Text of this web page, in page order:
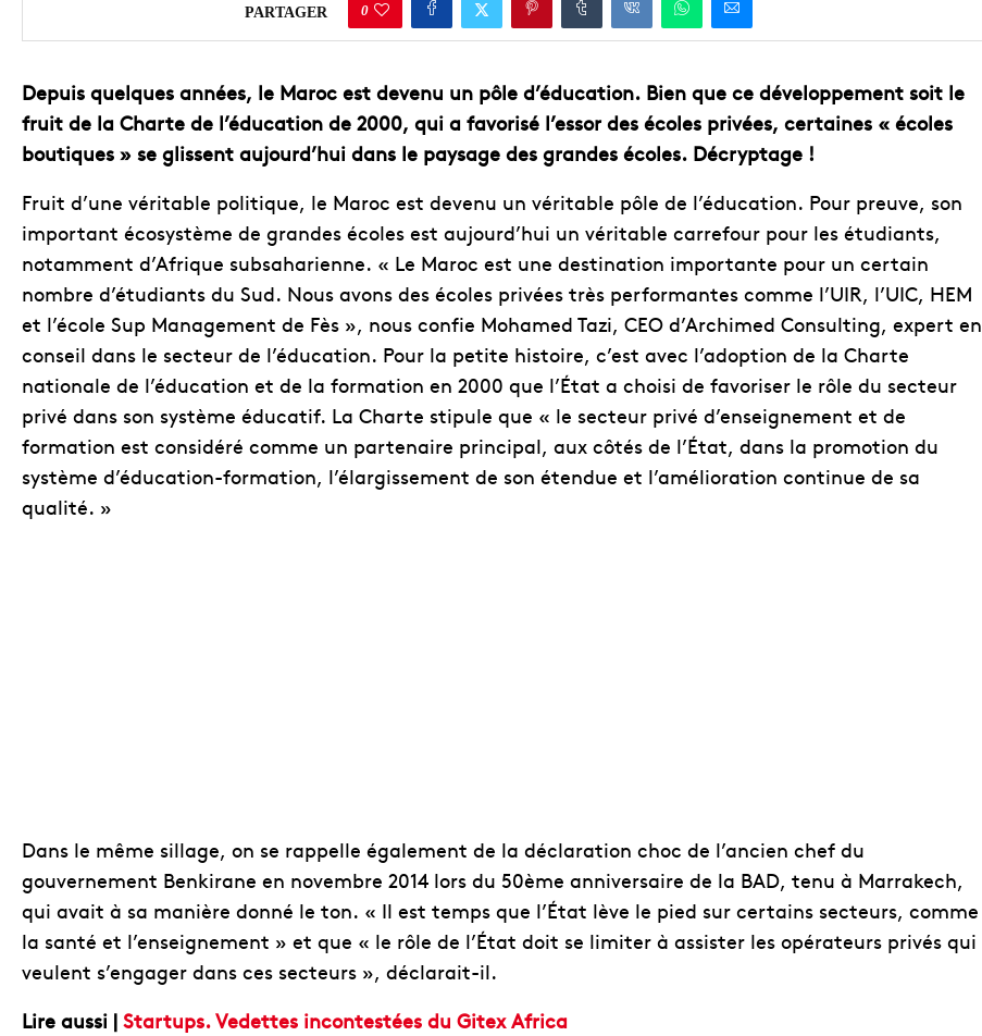
PARTAGER 0
Depuis quelques années, le Maroc est devenu un pôle d’éducation. Bien que ce développement soit le
fruit de la Charte de l’éducation de 2000, qui a favorisé l’essor des écoles privées, certaines « écoles
boutiques » se glissent aujourd’hui dans le paysage des grandes écoles. Décryptage !
Fruit d’une véritable politique, le Maroc est devenu un véritable pôle de l’éducation. Pour preuve, son
important écosystème de grandes écoles est aujourd’hui un véritable carrefour pour les étudiants,
notamment d’Afrique subsaharienne. « Le Maroc est une destination importante pour un certain
nombre d’étudiants du Sud. Nous avons des écoles privées très performantes comme l’UIR, l’UIC, HEM
et l’école Sup Management de Fès », nous confie Mohamed Tazi, CEO d’Archimed Consulting, expert en
conseil dans le secteur de l’éducation. Pour la petite histoire, c’est avec l’adoption de la Charte
nationale de l’éducation et de la formation en 2000 que l’État a choisi de favoriser le rôle du secteur
privé dans son système éducatif. La Charte stipule que « le secteur privé d’enseignement et de
formation est considéré comme un partenaire principal, aux côtés de l’État, dans la promotion du
système d’éducation-formation, l’élargissement de son étendue et l’amélioration continue de sa
qualité. »
Dans le même sillage, on se rappelle également de la déclaration choc de l’ancien chef du
gouvernement Benkirane en novembre 2014 lors du 50ème anniversaire de la BAD, tenu à Marrakech,
qui avait à sa manière donné le ton. « Il est temps que l’État lève le pied sur certains secteurs, comme
la santé et l’enseignement » et que « le rôle de l’État doit se limiter à assister les opérateurs privés qui
veulent s’engager dans ces secteurs », déclarait-il.
Lire aussi | Startups. Vedettes incontestées du Gitex Africa